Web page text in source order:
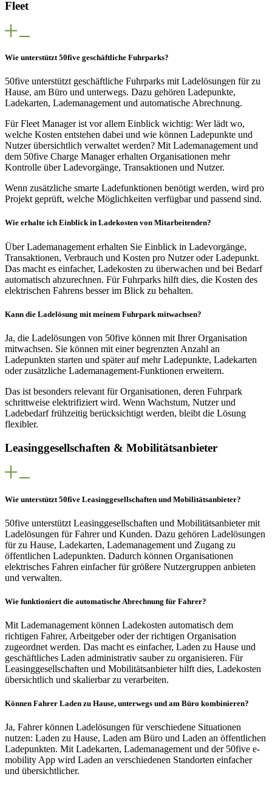
Fleet
Wie unterstützt 50five geschäftliche Fuhrparks?
50five unterstützt geschäftliche Fuhrparks mit Ladelösungen für zu
Hause, am Büro und unterwegs. Dazu gehören Ladepunkte,
Ladekarten, Lademanagement und automatische Abrechnung.
Für Fleet Manager ist vor allem Einblick wichtig: Wer lädt wo,
welche Kosten entstehen dabei und wie können Ladepunkte und
Nutzer übersichtlich verwaltet werden? Mit Lademanagement und
dem 50five Charge Manager erhalten Organisationen mehr
Kontrolle über Ladevorgänge, Transaktionen und Nutzer.
Wenn zusätzliche smarte Ladefunktionen benötigt werden, wird pro
Projekt geprüft, welche Möglichkeiten verfügbar und passend sind.
Wie erhalte ich Einblick in Ladekosten von Mitarbeitenden?
Über Lademanagement erhalten Sie Einblick in Ladevorgänge,
Transaktionen, Verbrauch und Kosten pro Nutzer oder Ladepunkt.
Das macht es einfacher, Ladekosten zu überwachen und bei Bedarf
automatisch abzurechnen. Für Fuhrparks hilft dies, die Kosten des
elektrischen Fahrens besser im Blick zu behalten.
Kann die Ladelösung mit meinem Fuhrpark mitwachsen?
Ja, die Ladelösungen von 50five können mit Ihrer Organisation
mitwachsen. Sie können mit einer begrenzten Anzahl an
Ladepunkten starten und später auf mehr Ladepunkte, Ladekarten
oder zusätzliche Lademanagement-Funktionen erweitern.
Das ist besonders relevant für Organisationen, deren Fuhrpark
schrittweise elektrifiziert wird. Wenn Wachstum, Nutzer und
Ladebedarf frühzeitig berücksichtigt werden, bleibt die Lösung
flexibler.
Leasinggesellschaften & Mobilitätsanbieter
Wie unterstützt 50five Leasinggesellschaften und Mobilitätsanbieter?
50five unterstützt Leasinggesellschaften und Mobilitätsanbieter mit
Ladelösungen für Fahrer und Kunden. Dazu gehören Ladelösungen
für zu Hause, Ladekarten, Lademanagement und Zugang zu
öffentlichen Ladepunkten. Dadurch können Organisationen
elektrisches Fahren einfacher für größere Nutzergruppen anbieten
und verwalten.
Wie funktioniert die automatische Abrechnung für Fahrer?
Mit Lademanagement können Ladekosten automatisch dem
richtigen Fahrer, Arbeitgeber oder der richtigen Organisation
zugeordnet werden. Das macht es einfacher, Laden zu Hause und
geschäftliches Laden administrativ sauber zu organisieren. Für
Leasinggesellschaften und Mobilitätsanbieter hilft dies, Ladekosten
übersichtlich und skalierbar zu verarbeiten.
Können Fahrer Laden zu Hause, unterwegs und am Büro kombinieren?
Ja, Fahrer können Ladelösungen für verschiedene Situationen
nutzen: Laden zu Hause, Laden am Büro und Laden an öffentlichen
Ladepunkten. Mit Ladekarten, Lademanagement und der 50five e-
mobility App wird Laden an verschiedenen Standorten einfacher
und übersichtlicher.